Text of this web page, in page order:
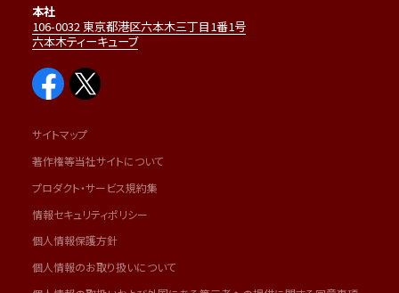
本社
106-0032 東京都港区六本木三丁目1番1号
六本木ティーキューブ
サイトマップ
著作権等当社サイトについて
プロダクト・サービス規約集
情報セキュリティポリシー
個人情報保護方針
個人情報のお取り扱いについて